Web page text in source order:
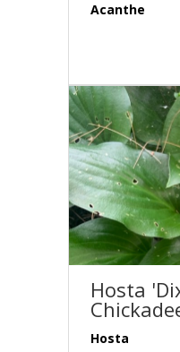
Acanthe
Hosta
Hosta